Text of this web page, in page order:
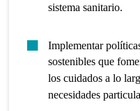
sistema sanitario.
Implementar
sostenibles que
los cuidados a lo
necesidades